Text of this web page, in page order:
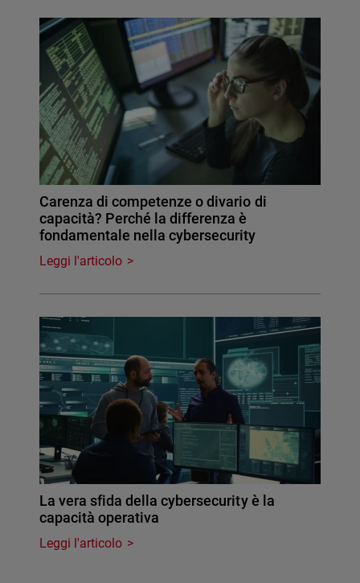
Carenza di competenze o divario di
capacità? Perché la differenza è
fondamentale nella cybersecurity
Leggi l'articolo
La vera sfida della cybersecurity è la
capacità operativa
Leggi l'articolo